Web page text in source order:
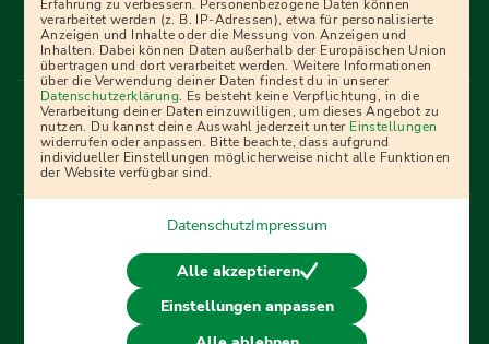
wollen!
Menü Fußleiste
Impressum Bildquellen Presse
Mediadaten
Partner
AGB Datenschutz
Widerrufsbelehrung
Bestellung
Affiliate Partner Cookies
Vertrag widerrufen
© 2026 Ausbildungspark Verlag. Alle Rechte vorbehalten.
Erfahrung zu verbessern. Personenbezogene Daten können
verarbeitet werden (z. B. IP-Adressen), etwa für personalisierte
Anzeigen und Inhalte oder die Messung von Anzeigen und
Inhalten. Dabei können Daten außerhalb der Europäischen Union
übertragen und dort verarbeitet werden. Weitere Informationen
über die Verwendung deiner Daten findest du in unserer
Datenschutzerklärung. Es besteht keine Verpflichtung, in die
Verarbeitung deiner Daten einzuwilligen, um dieses Angebot zu
nutzen. Du kannst deine Auswahl jederzeit unter Einstellungen
widerrufen oder anpassen. Bitte beachte, dass aufgrund
individueller Einstellungen möglicherweise nicht alle Funktionen
der Website verfügbar sind.
DatenschutzImpressum
Alle akzeptieren
Einstellungen anpassen